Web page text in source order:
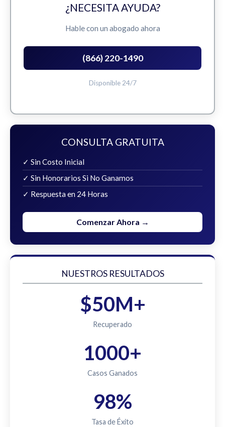
¿NECESITA AYUDA?
Hable con un abogado ahora
(866) 220-1490
Disponible 24/7
CONSULTA GRATUITA
✓ Sin Costo Inicial
✓ Sin Honorarios Si No Ganamos
✓ Respuesta en 24 Horas
Comenzar Ahora →
NUESTROS RESULTADOS
$50M+
Recuperado
1000+
Casos Ganados
98%
Tasa de Éxito